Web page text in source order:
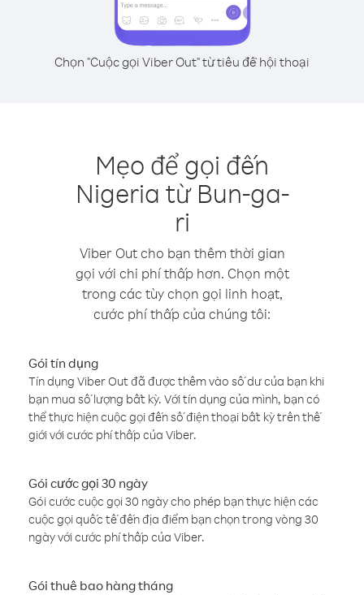
Chọn "Cuộc gọi Viber Out" từ tiêu đề hội thoại
Mẹo để gọi đến
Nigeria từ Bun-ga-
ri
Viber Out cho bạn thêm thời gian
gọi với chi phí thấp hơn. Chọn một
trong các tùy chọn gọi linh hoạt,
cước phí thấp của chúng tôi:
Gói tín dụng
Tín dụng Viber Out đã được thêm vào số dư của bạn khi
bạn mua số lượng bất kỳ. Với tín dụng của mình, bạn có
thể thực hiện cuộc gọi đến số điện thoại bất kỳ trên thế
giới với cước phí thấp của Viber.
Gói cước gọi 30 ngày
Gói cước cuộc gọi 30 ngày cho phép bạn thực hiện các
cuộc gọi quốc tế đến địa điểm bạn chọn trong vòng 30
ngày với cước phí thấp của Viber.
Gói thuê bao hàng tháng